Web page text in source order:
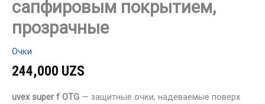
сапфировым покрытием,
прозрачные
Очки
244,000 UZS
uvex super f OTG — защитные очки, надеваемые поверх
OTG
сапфировым
прозрачные